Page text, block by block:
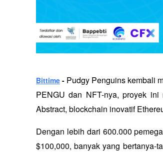
Bittime - Pudgy Penguins kembali
PENGU dan NFT-nya, proyek
Abstract, blockchain inovatif
Dengan lebih dari 600.000
$100,000, banyak yang bertanya-